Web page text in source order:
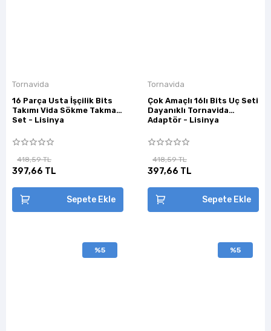
Tornavida
16 Parça Usta İşçilik Bits
Takımı Vida Sökme Takma
Set - Lisinya
418,59 TL
397,66 TL
Sepete Ekle
Tornavida
Çok Amaçlı 16lı Bits Uç Seti
Dayanıklı Tornavida
Adaptör - Lisinya
418,59 TL
397,66 TL
Sepete Ekle
%5 %5